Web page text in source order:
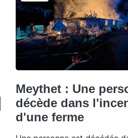
Meythet : Une
décède dans
d'une ferme